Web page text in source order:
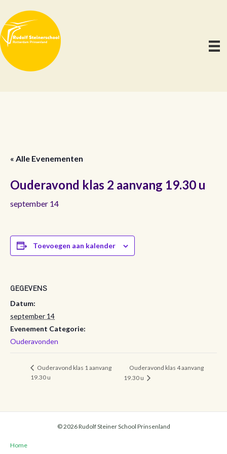
« Alle Evenementen
Ouderavond klas 2 aanvang 19.30 u
september 14
Toevoegen aan kalender
GEGEVENS
Datum:
september 14
Evenement Categorie:
Ouderavonden
Ouderavond klas 1 aanvang
19.30 u
Ouderavond klas 4 aanvang
19.30 u
© 2026 Rudolf Steiner School Prinsenland
Home